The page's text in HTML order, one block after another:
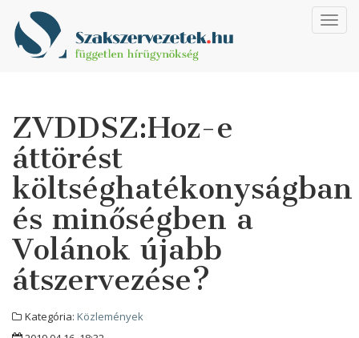
ZVDDSZ:Hoz-e
áttörést
költséghatékonyságban
és minőségben a
Volánok újabb
átszervezése?
Kategória: Közlemények